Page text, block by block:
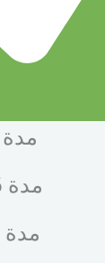
مدة 3 شهور / جنيه
مدة 6 شهور / جنيه
مدة 12شهر / جنيه